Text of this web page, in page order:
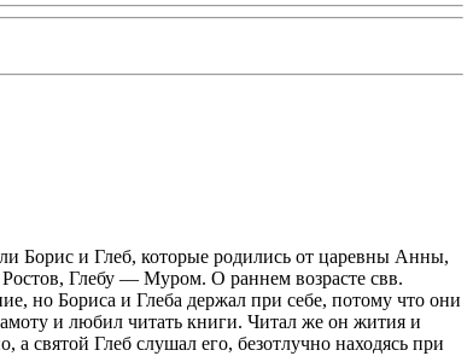
Борис и Глеб, которые родились от царевны Анны,
Глебу — Муром. О раннем возрасте свв.
но Бориса и Глеба де­ржал при себе, потому что они
и любил читать книги. Читал же он жития и
святой Глеб слушал его, безотлучно находясь при